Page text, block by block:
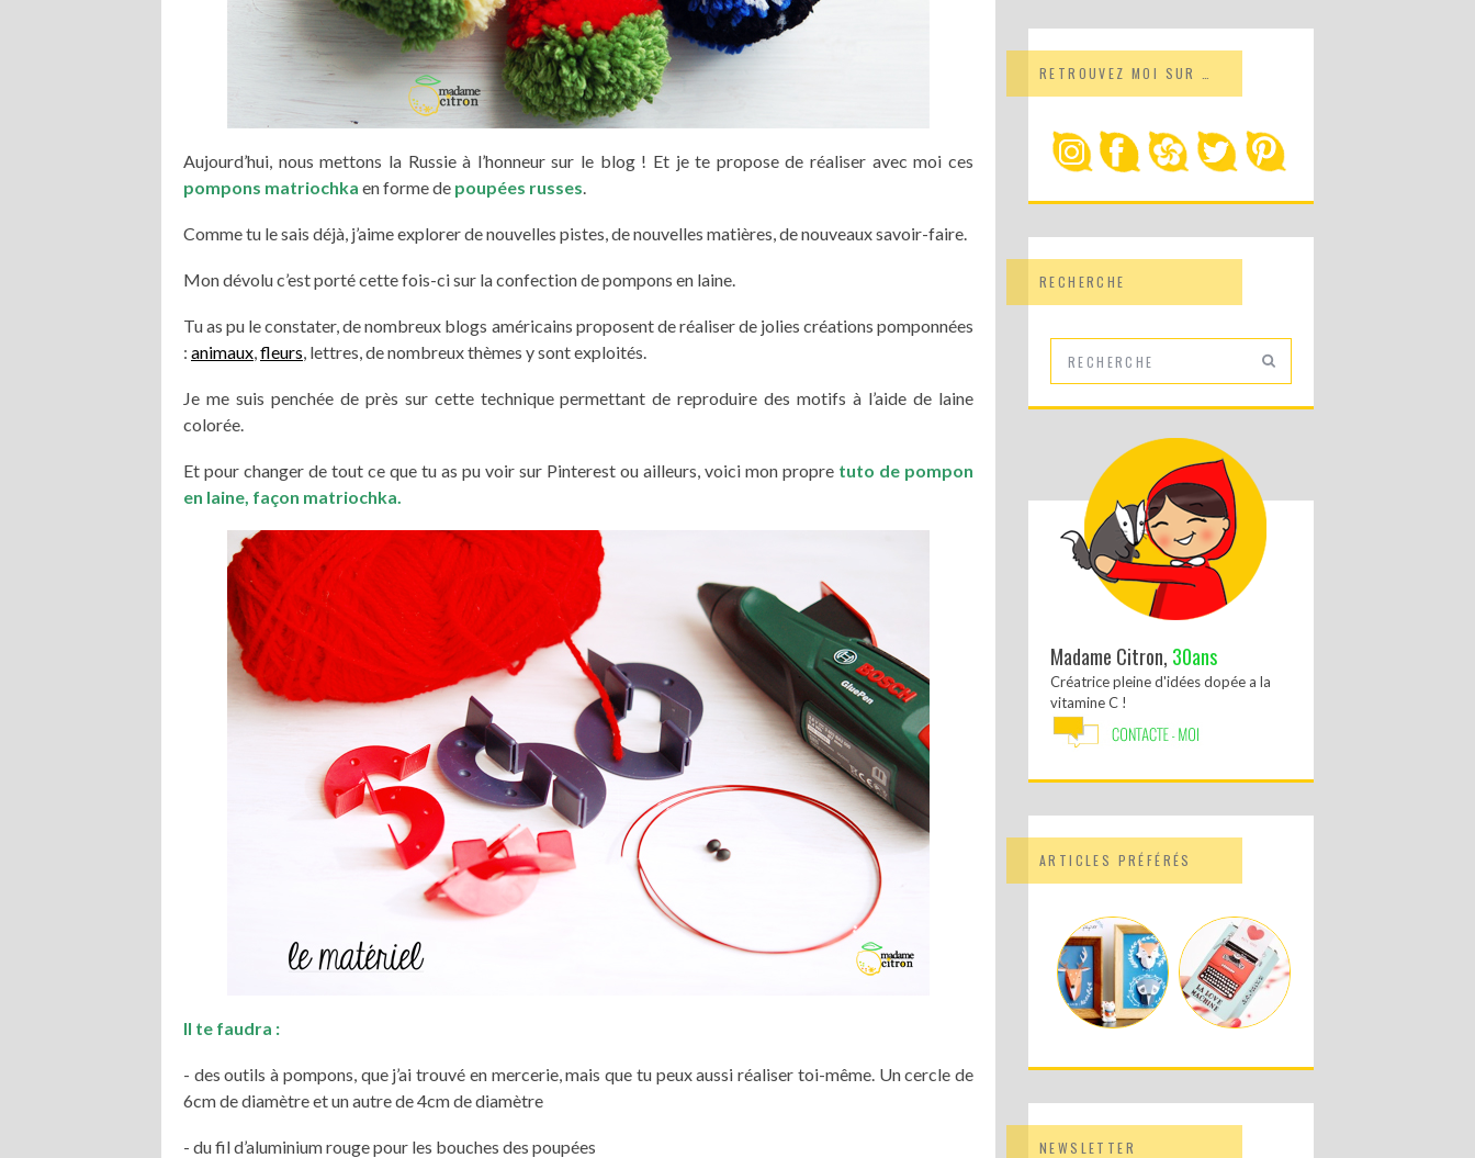
Aujourd’hui, nous mettons la Russie à l’honneur sur le blog ! Et je te propose de réaliser avec moi ces
pompons matriochka en forme de poupées russes.
Comme tu le sais déjà, j’aime explorer de nouvelles pistes, de nouvelles matières, de nouveaux savoir-faire.
Mon dévolu c’est porté cette fois-ci sur la confection de pompons en laine.
Tu as pu le constater, de nombreux blogs américains proposent de réaliser de jolies créations pomponnées
: animaux,fleurs, lettres, de nombreux thèmes y sont exploités.
Je me suis penchée de près sur cette technique permettant de reproduire des motifs à l’aide de laine
colorée.
Et pour changer de tout ce que tu as pu voir sur Pinterest ou ailleurs, voici mon propre tuto de pompon
en laine, façon matriochka.
Il te faudra :
- des outils à pompons, que j’ai trouvé en mercerie, mais que tu peux aussi réaliser toi-même. Un cercle de
6cm de diamètre et un autre de 4cm de diamètre
- du fil d’aluminium rouge pour les bouches des poupées
RETROUVEZ MOI SUR …
RECHERCHE
Madame Citron, 30ans
Créatrice pleine d'idées dopée a la
vitamine C !
ARTICLES PRÉFÉRÉS
NEWSLETTER